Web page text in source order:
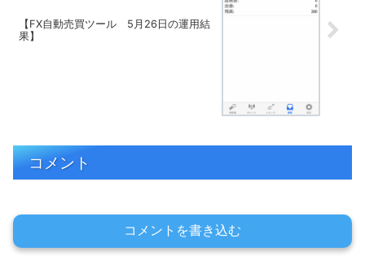
【FX自動売買ツール 5月26日の運用結
果】
コメント
コメントを書き込む